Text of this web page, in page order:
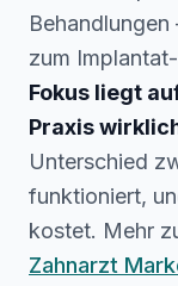
zum
Fokus liegt
Praxis
Unterschied
funktioniert,
kostet. Mehr
Zahnarzt